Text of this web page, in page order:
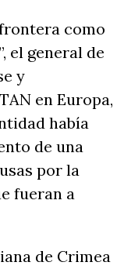
como
el general de
y
en Europa,
había
de una
por la
fueran a
de Crimea